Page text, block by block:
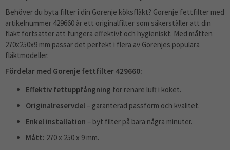
Behöver du byta filter i din Gorenje köksfläkt? Gorenje fettfilter med
artikelnummer 429660 är ett originalfilter som säkerställer att din
fläkt fortsätter att fungera effektivt och hygieniskt. Med måtten
270x250x9 mm passar det perfekt i flera av Gorenjes populära
fläktmodeller.
Fördelar med Gorenje fettfilter 429660:
Effektiv fettuppfångning för renare luft i köket.
Originalreservdel– garanterad passform och kvalitet.
Enkel installation – byt filter på bara några minuter.
Mått: 270 x 250 x 9 mm.